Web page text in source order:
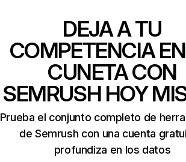
DEJA A TU
COMPETENCIA
CUNETA CON
SEMRUSH HOY
Prueba el conjunto completo de
de Semrush con una cuenta
profundiza en los datos